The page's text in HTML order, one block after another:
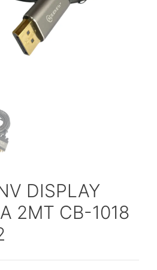
DISPLAY
2MT CB-1018